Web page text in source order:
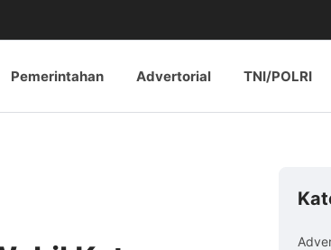
Pemerintahan Advertorial TNI/POLRI